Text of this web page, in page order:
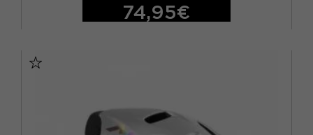
74,95€